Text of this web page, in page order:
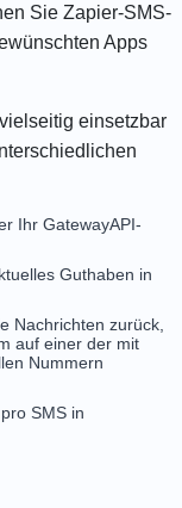
Sie Zapier-SMS-
Apps
einsetzbar
Ihr GatewayAPI-
Guthaben in
Nachrichten zurück,
auf einer der mit
Nummern
SMS in